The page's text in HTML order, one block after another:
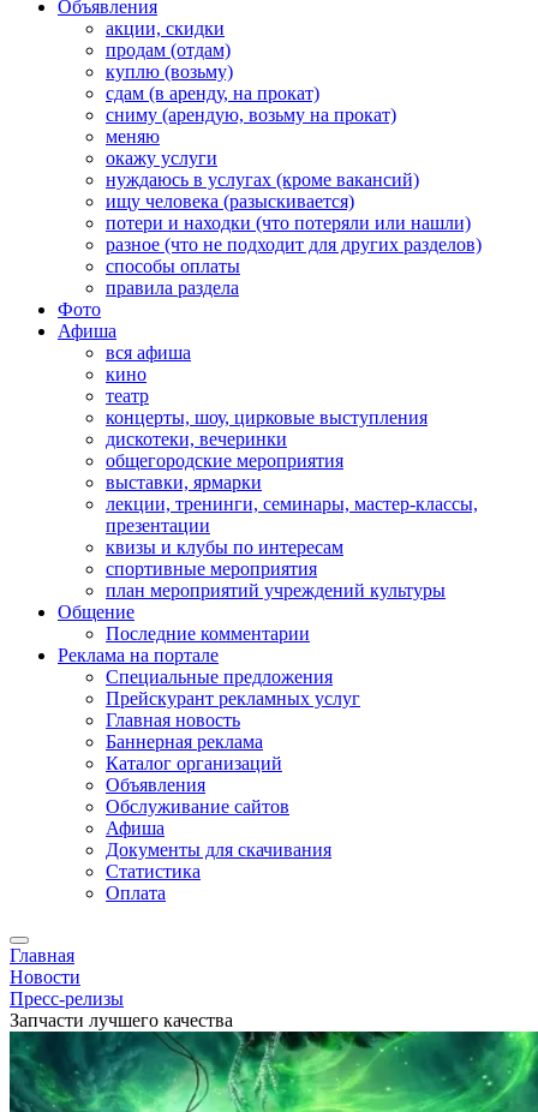
Объявления
акции, скидки
продам (отдам)
куплю (возьму)
сдам (в аренду, на прокат)
сниму (арендую, возьму на прокат)
меняю
окажу услуги
нуждаюсь в услугах (кроме вакансий)
ищу человека (разыскивается)
потери и находки (что потеряли или нашли)
разное (что не подходит для других разделов)
способы оплаты
правила раздела
Фото
Афиша
вся афиша
кино
театр
концерты, шоу, цирковые выступления
дискотеки, вечеринки
общегородские мероприятия
выставки, ярмарки
лекции, тренинги, семинары, мастер-классы,
презентации
квизы и клубы по интересам
спортивные мероприятия
план мероприятий учреждений культуры
Общение
Последние комментарии
Реклама на портале
Специальные предложения
Прейскурант рекламных услуг
Главная новость
Баннерная реклама
Каталог организаций
Объявления
Обслуживание сайтов
Афиша
Документы для скачивания
Статистика
Оплата
Главная
Новости
Пресс-релизы
Запчасти лучшего качества